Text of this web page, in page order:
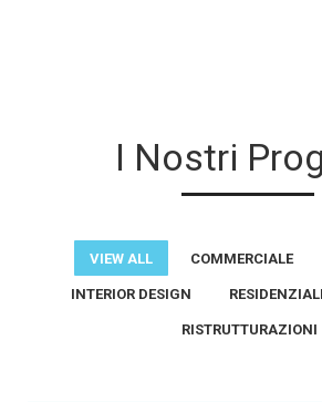
I Nostri
VIEW ALL COMMERCIALE
INTERIOR DESIGN
RISTRUTTURAZIONI